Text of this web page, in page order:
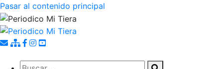
Pasar al contenido principal